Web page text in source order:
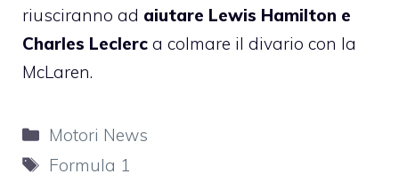
riusciranno ad aiutare Lewis Hamilton e
Charles Leclerc a colmare il divario con la
McLaren.
Categorie
Motori News
Tag
Formula 1